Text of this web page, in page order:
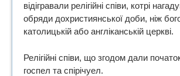
відігравали релігійні співи, котрі
обряди дохристиянської доби, ніж
католицькій або англіканській церкві.
Релігійні співи, що згодом дали
госпел та спірічуел.